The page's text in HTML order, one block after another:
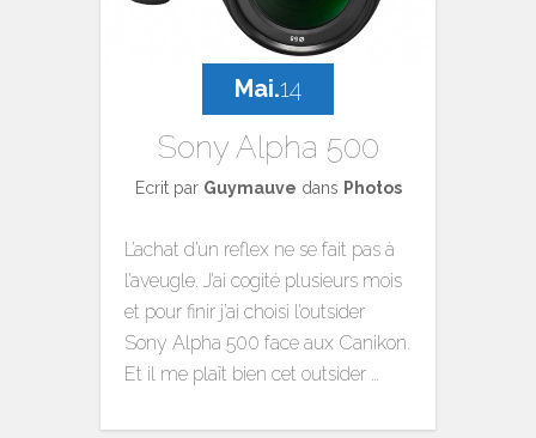
Mai.14
Sony Alpha 500
Ecrit par Guymauve dans Photos
L’achat d’un reflex ne se fait pas à
l’aveugle. J’ai cogité plusieurs mois
et pour finir j’ai choisi l’outsider
Sony Alpha 500 face aux Canikon.
Et il me plaît bien cet outsider …